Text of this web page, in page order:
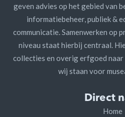
geven advies op het gebied van
informatiebeheer, publiek &
communicatie. Samenwerken op
niveau staat hierbij centraal.
collecties en overig erfgoed
wij staan voor
Direct
Home